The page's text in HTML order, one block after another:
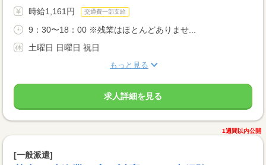
時給1,161円 交通費一部支給
9：30〜18：00 ※残業はほとんどありませ...
土曜日 日曜日 祝日
もっと見る
求人詳細を見る
1週間以内公開
[一般派遣]